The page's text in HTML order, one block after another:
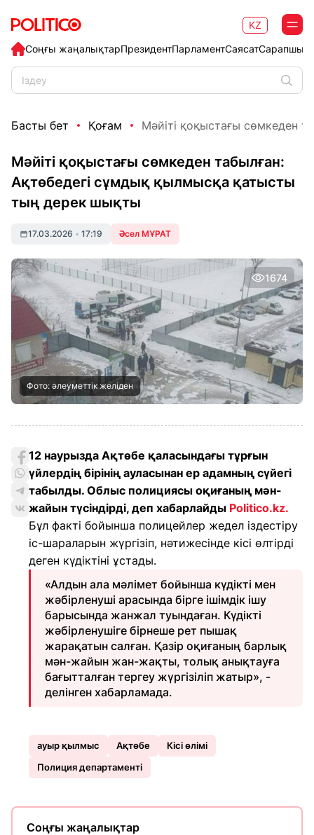
Соңғы жаңалықтарПрезидентПарламентСаясат
KZ
Басты бет Қоғам Мәйіті қоқыстағы сөмкеден
Мәйіті қоқыстағы сөмкеден табылған:
Ақтөбедегі сұмдық қылмысқа қатысты
тың дерек шықты
17.03.2026 • 17:19 Әсел МҰРАТ
1674
Фото: әлеуметтік желіден
12 наурызда Ақтөбе қаласындағы тұрғын
үйлердің бірінің ауласынан ер адамның сүйегі
табылды. Облыс полициясы оқиғаның мән-
жайын түсіндірді, деп хабарлайды Politico.kz.
Бұл факті бойынша полицейлер жедел іздестіру
іс-шараларын жүргізіп, нәтижесінде кісі өлтірді
деген күдіктіні ұстады.
«Алдын ала мәлімет бойынша күдікті мен
жәбірленуші арасында бірге ішімдік ішу
барысында жанжал туындаған. Күдікті
жәбірленушіге бірнеше рет пышақ
жарақатын салған. Қазір оқиғаның барлық
мән-жайын жан-жақты, толық анықтауға
бағытталған тергеу жүргізіліп жатыр», -
делінген хабарламада.
ауыр қылмыс Ақтөбе
Кісі өлімі
Полиция департаменті
Соңғы жаңалықтар